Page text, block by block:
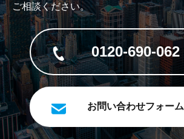
ご相談ください。
0120-690-062
お問い合わせフォーム